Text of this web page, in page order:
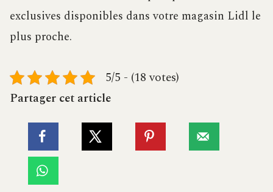
exclusives disponibles dans votre magasin Lidl le
plus proche.
5/5 - (18 votes)
Partager cet article